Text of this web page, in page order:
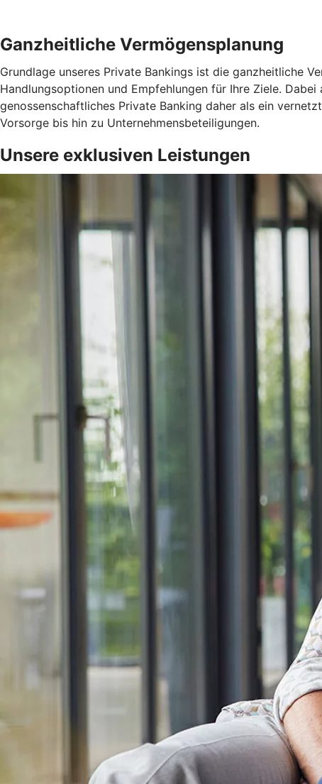
Ganzheitliche Vermögensplanung
Grundlage unseres Private Bankings ist die ganzheitliche
Handlungsoptionen und Empfehlungen für Ihre Ziele.
genossenschaftliches Private Banking daher als ein
Vorsorge bis hin zu Unternehmensbeteiligungen.
Unsere exklusiven Leistungen